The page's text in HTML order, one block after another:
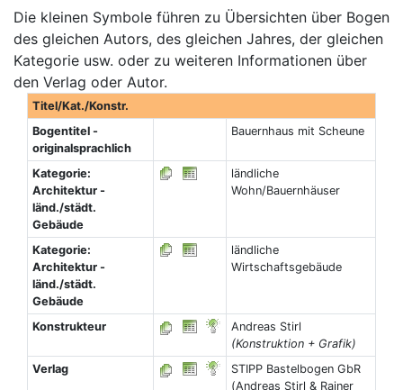
Die kleinen Symbole führen zu Übersichten über Bogen
des gleichen Autors, des gleichen Jahres, der gleichen
Kategorie usw. oder zu weiteren Informationen über
den Verlag oder Autor.
Titel/Kat./Konstr.
Bogentitel -
originalsprachlich
Bauernhaus mit Scheune
Kategorie:
Architektur -
länd./städt.
Gebäude
ländliche
Wohn/Bauernhäuser
Kategorie:
Architektur -
länd./städt.
Gebäude
ländliche
Wirtschaftsgebäude
Konstrukteur
Andreas Stirl
(Konstruktion + Grafik)
Verlag
STIPP Bastelbogen GbR
(Andreas Stirl & Rainer